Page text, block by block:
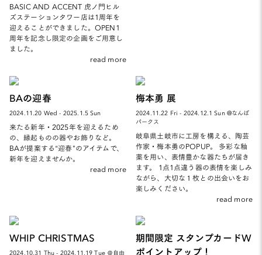
BASIC AND ACCENT 虎ノ門ヒル
ズステーションタワー店は1周年を
迎えることができました。OPEN1
周年を記念し限定の企画をご用意し
ました。
read more
BAの迎春
2024.11.20 Wed - 2025.1.5 Sun
来たる新年・2025年を迎えるため
の、縁起ものの器やお飾りなど。
BAが提案する“迎春”のアイテムで、
新年を迎えませんか。
read more
梅本勇 展
2024.11.22 Fri - 2024.12.1 Sun @なんば
パークス
岐阜県土岐市に工房を構える、陶芸
作家・梅本勇のPOPUP。 多彩な釉
薬を用い、表情豊かな器たちが届き
ます。 1点1点違う器の表情を楽しみ
ながら、大切な１枚との出会いをお
楽しみください。
read more
WHIP CHRISTMAS
2024.10.31 Thu - 2024.11.19 Tue ＠自由
期間限定 スタンプカードW
ポイントアップ！